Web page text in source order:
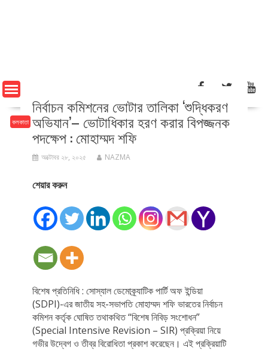
কলকাতা
নির্বাচন কমিশনের ভোটার তালিকা ‘শুদ্ধিকরণ
অভিযান’– ভোটাধিকার হরণ করার বিপজ্জনক
পদক্ষেপ : মোহাম্মদ শফি
অক্টোবর ২৮, ২০২৫ NAZMA
শেয়ার করুন
বিশেষ প্রতিনিধি : সোস্যাল ডেমোক্র্যাটিক পার্টি অফ ইন্ডিয়া
(SDPI)-এর জাতীয় সহ-সভাপতি মোহাম্মদ শফি ভারতের নির্বাচন
কমিশন কর্তৃক ঘোষিত তথাকথিত “বিশেষ নিবিড় সংশোধন”
(Special Intensive Revision – SIR) প্রক্রিয়া নিয়ে
গভীর উদ্বেগ ও তীব্র বিরোধিতা প্রকাশ করেছেন। এই প্রক্রিয়াটি